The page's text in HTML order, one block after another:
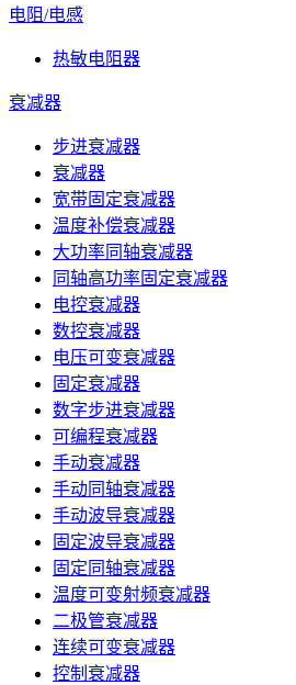
电阻/电感
热敏电阻器
衰减器
步进衰减器
衰减器
宽带固定衰减器
温度补偿衰减器
大功率同轴衰减器
同轴高功率固定衰减器
电控衰减器
数控衰减器
电压可变衰减器
固定衰减器
数字步进衰减器
可编程衰减器
手动衰减器
手动同轴衰减器
手动波导衰减器
固定波导衰减器
固定同轴衰减器
温度可变射频衰减器
二极管衰减器
连续可变衰减器
控制衰减器